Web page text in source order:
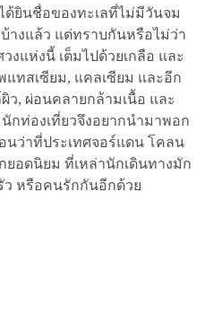
ด้ยินชื่อของทะเลที่ไม่มีวันจม
างแล้ว แต่ทราบกันหรือไม่ว่า
งแห่งนี้ เต็มไปด้วยเกลือ และ
ทสเซียม, แคลเซียม และอีก
ว, ผ่อนคลายกล้ามเนื้อ และ
กท่องเที่ยวจึงอยากนำมาพอก
ว่าที่ประเทศจอร์แดน โคลน
กยอดนิยม ที่เหล่านักเดินทางมัก
หรือคนรักกันอีกด้วย